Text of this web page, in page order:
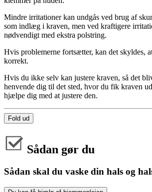
Mindre irritationer kan undgås ved brug af
som indlæg i kraven, men ved kraftigere
nødvendigt med ekstra polstring.
Hvis problemerne fortsætter, kan det skyldes,
korrekt.
Hvis du ikke selv kan justere kraven, så det
henvende dig til det sted, hvor du fik kraven
hjælpe dig med at justere den.
Fold ud
Sådan gør du
Sådan skal du vaske din hals og